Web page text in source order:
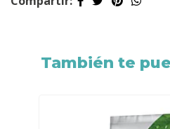
También te